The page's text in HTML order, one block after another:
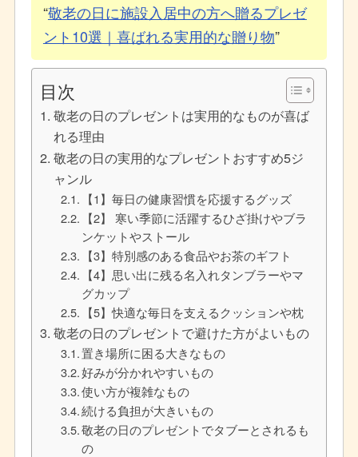
敬老の日に施設入居中の方へ贈るプレゼ
ント10選｜喜ばれる実用的な贈り物
目次
敬老の日のプレゼントは実用的なものが喜ば
れる理由
敬老の日の実用的なプレゼントおすすめ5ジ
ャンル
【1】毎日の健康習慣を応援するグッズ
【2】 寒い季節に活躍するひざ掛けやブラ
ンケットやストール
【3】特別感のある食品やお茶のギフト
【4】思い出に残る名入れタンブラーやマ
グカップ
【5】快適な毎日を支えるクッションや枕
敬老の日のプレゼントで避けた方がよいもの
置き場所に困る大きなもの
好みが分かれやすいもの
使い方が複雑なもの
続ける負担が大きいもの
敬老の日のプレゼントでタブーとされるも
の